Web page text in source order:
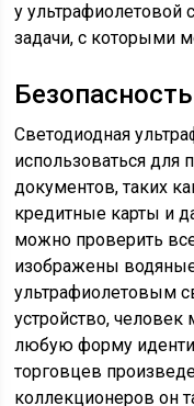
у ультрафиолетовой
задачи, с которыми
Безопасность
Светодиодная
использоваться для
документов, таких
кредитные карты и
можно проверить
изображены
ультрафиолетовым
устройство,
любую форму
торговцев
коллекционеров он